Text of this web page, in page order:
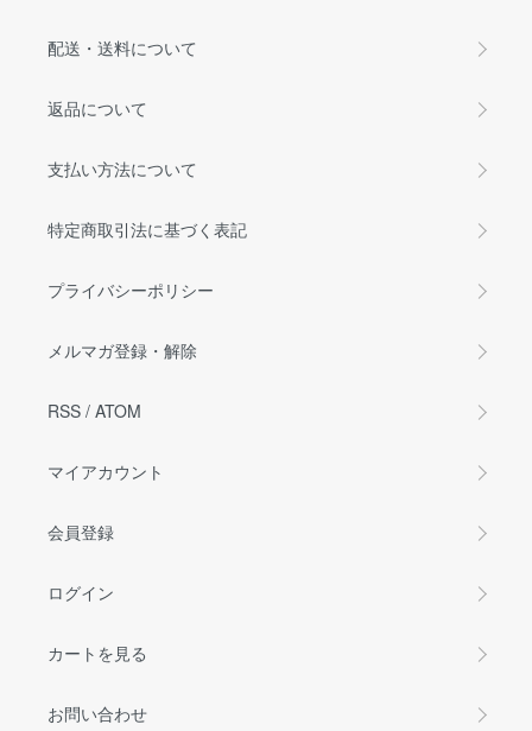
配送・送料について
返品について
支払い方法について
特定商取引法に基づく表記
プライバシーポリシー
メルマガ登録・解除
RSS / ATOM
マイアカウント
会員登録
ログイン
カートを見る
お問い合わせ